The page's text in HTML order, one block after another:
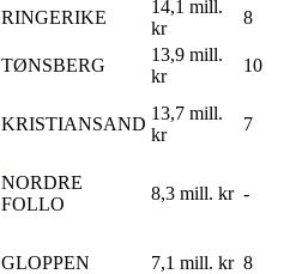
RINGERIKE
14,1 mill.
kr
8
TØNSBERG
13,9 mill.
kr
10
KRISTIANSAND
13,7 mill.
kr
7
NORDRE
FOLLO
8,3 mill. kr -
GLOPPEN 7,1 mill. kr 8